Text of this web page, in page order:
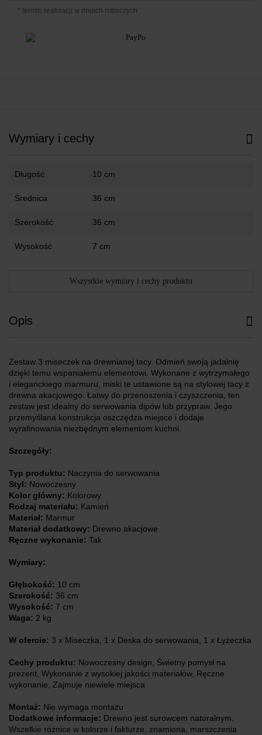
* termin realizacji w dniach roboczych
Wymiary i cechy
Długość 10 cm
Średnica 36 cm
Szerokość 36 cm
Wysokość 7 cm
Wszystkie wymiary i cechy produktu
Opis
Zestaw 3 miseczek na drewnianej tacy. Odmień swoją jadalnię
dzięki temu wspaniałemu elementowi. Wykonane z wytrzymałego
i eleganckiego marmuru, miski te ustawione są na stylowej tacy z
drewna akacjowego. Łatwy do przenoszenia i czyszczenia, ten
zestaw jest idealny do serwowania dipów lub przypraw. Jego
przemyślana konstrukcja oszczędza miejsce i dodaje
wyrafinowania niezbędnym elementom kuchni.
Szczegóły:
Typ produktu: Naczynia do serwowania
Styl: Nowoczesny
Kolor główny: Kolorowy
Rodzaj materiału: Kamień
Materiał: Marmur
Materiał dodatkowy: Drewno akacjowe
Ręczne wykonanie: Tak
Wymiary:
Głębokość: 10 cm
Szerokość: 36 cm
Wysokość: 7 cm
Waga: 2 kg
W ofercie: 3 x Miseczka, 1 x Deska do serwowania, 1 x Łyżeczka
Cechy produktu: Nowoczesny design, Świetny pomysł na
prezent, Wykonanie z wysokiej jakości materiałów, Ręczne
wykonanie, Zajmuje niewiele miejsca
Montaż: Nie wymaga montażu
Dodatkowe informacje: Drewno jest surowcem naturalnym.
Wszelkie różnice w kolorze i fakturze, znamiona, marszczenia